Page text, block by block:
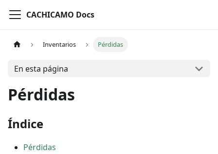
CACHICAMO Docs
Inventarios Pérdidas
En esta página
Pérdidas
Índice
Pérdidas